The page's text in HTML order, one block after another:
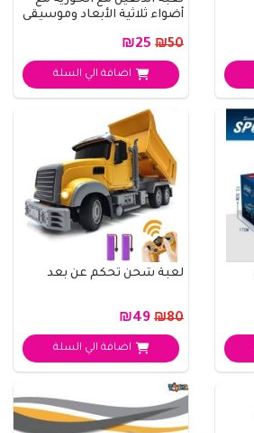
أضواء ثلاثية الأبعاد وموسيقى
₪50
اضافة الي السلة
لعبة شحن تحكم عن بعد
₪80
اضافة الي السلة